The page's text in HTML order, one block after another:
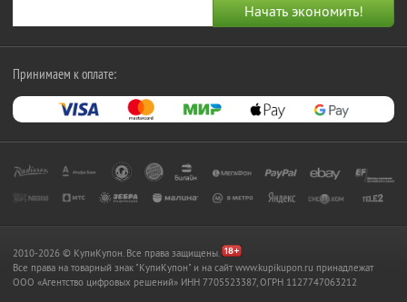
Принимаем к оплате:
2010-2026 © КупиКупон. Все права защищены.
Все права на товарный знак "КупиКупон" и на сайт www.kupikupon.ru принадлежат
OOO «Агентство цифровых решений» ИНН 7705523387, ОГРН 1127747063212